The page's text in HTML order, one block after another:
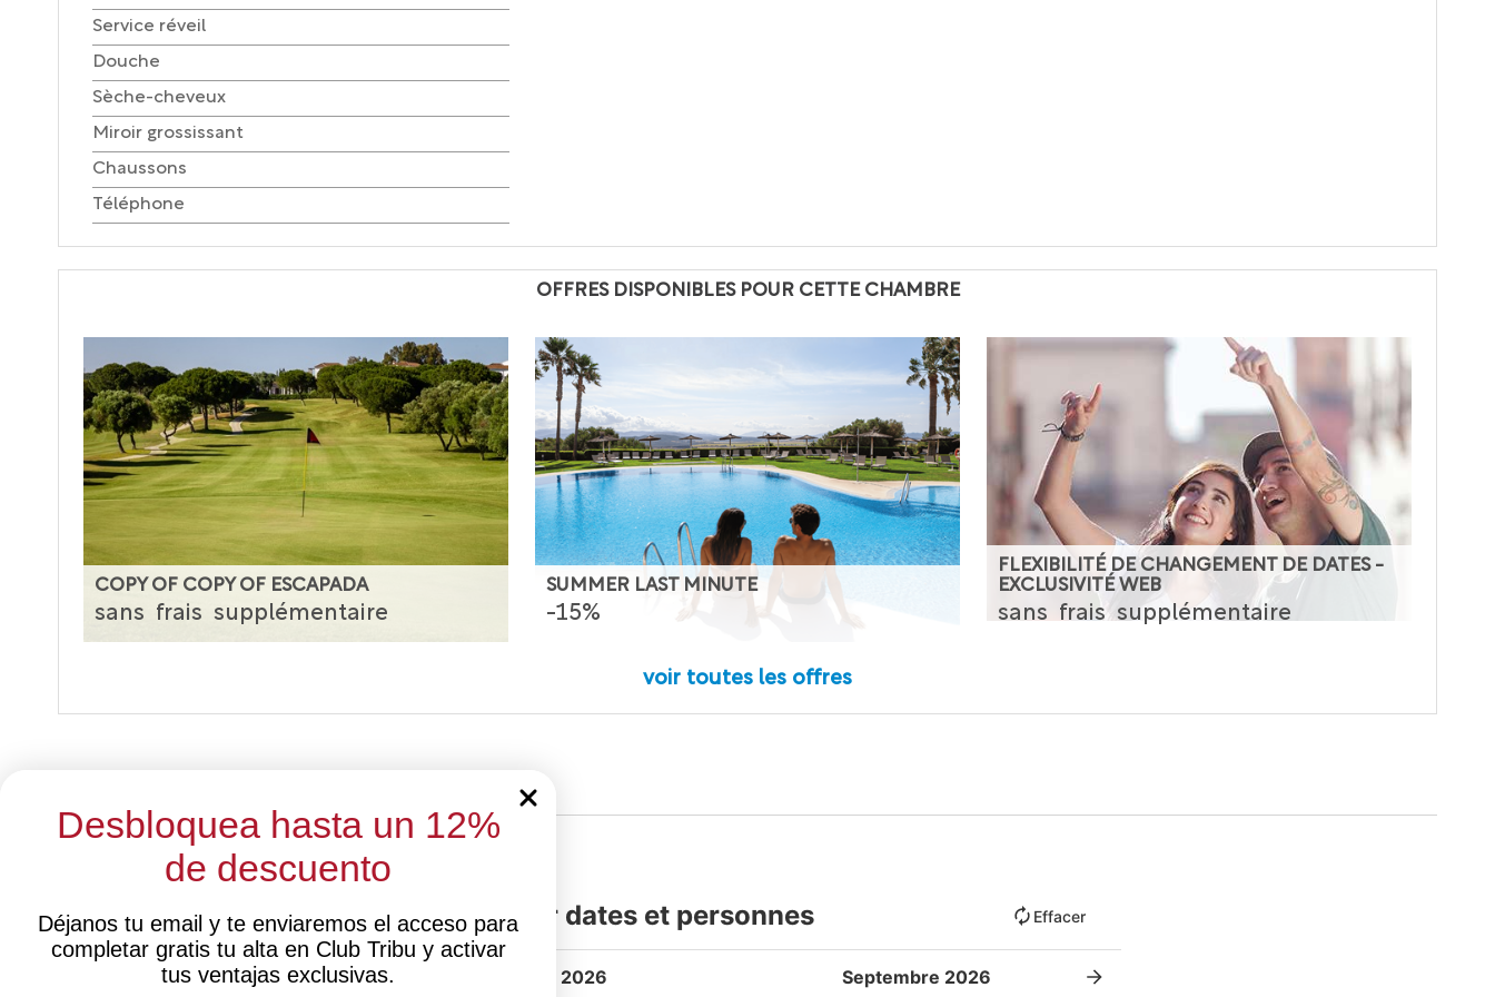
Service réveil
Douche
Sèche-cheveux
Miroir grossissant
Chaussons
Téléphone
OFFRES DISPONIBLES POUR CETTE CHAMBRE
COPY OF COPY OF ESCAPADA
sans frais supplémentaire
SUMMER LAST MINUTE
-15%
FLEXIBILITÉ DE CHANGEMENT DE DATES -
EXCLUSIVITÉ WEB
sans frais supplémentaire
voir toutes les offres
Sélectionner dates et personnes Effacer
Août 2026 Septembre 2026
Desbloquea hasta un 12%
de descuento
Déjanos tu email y te enviaremos el acceso para
completar gratis tu alta en Club Tribu y activar
tus ventajas exclusivas.